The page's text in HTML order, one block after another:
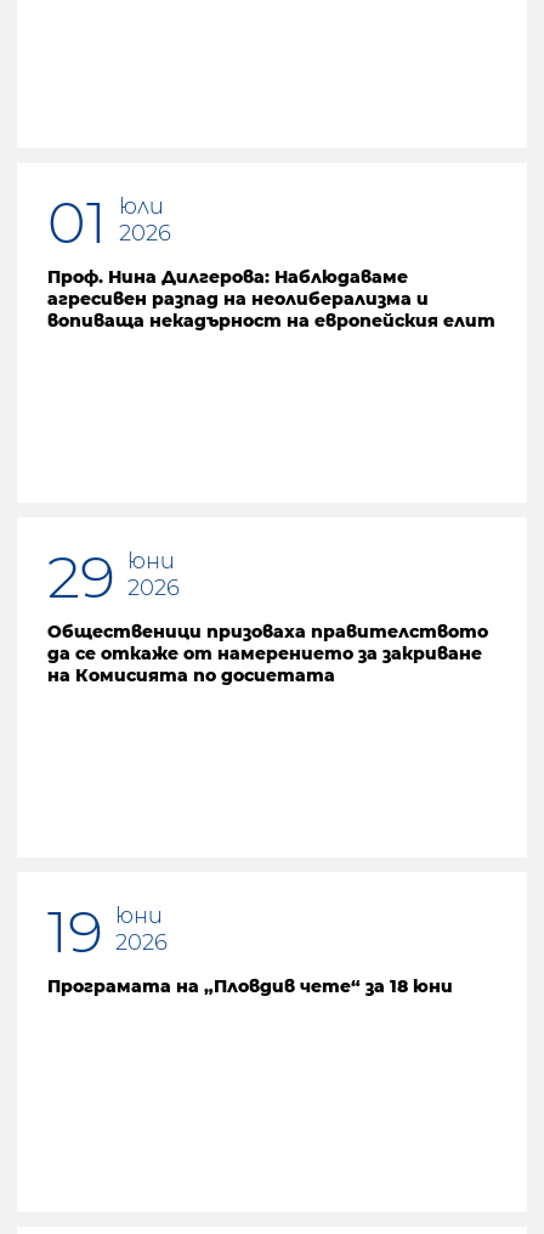
01
юли
2026
Проф. Нина Дилгерова: Наблюдаваме
агресивен разпад на неолиберализма и
вопиваща некадърност на европейския елит
29
юни
2026
Общественици призоваха правителството
да се откаже от намерението за закриване
на Комисията по досиетата
19
юни
2026
Програмата на „Пловдив чете“ за 18 юни
Предишна страница